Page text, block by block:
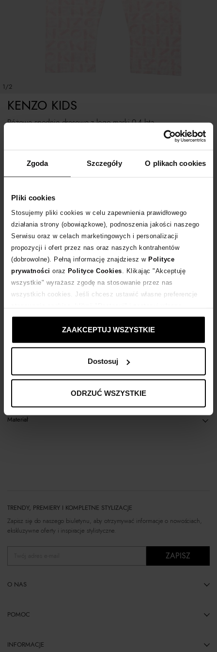
Zgoda Szczegóły O plikach cookies
Pliki cookies
Stosujemy pliki cookies w celu zapewnienia prawidłowego
działania strony (obowiązkowe), podnoszenia jakości naszego
Serwisu oraz w celach marketingowych i personalizacji
propozycji i ofert przez nas oraz naszych kontrahentów
(dobrowolne). Pełną informację znajdziesz w Polityce
prywatności oraz Polityce Cookies . Klikając "Akceptuję
wszystkie" wyrażasz zgodę na stosowanie przez nas
wszystkich cookies. Jeśli chcesz ustawić własne preferencje
ustawienia prywatności.
ZAAKCEPTUJ WSZYSTKIE
Dostosuj
ODRZUĆ WSZYSTKIE
1/2
Różowe spodnie dresowe z logo marki 0-4 lata
KENZO KIDS
Rozmiarówka zaniżona. Polecamy kupować o 1 rozmiar większe.
POWIADOM O DOSTAWIE
Dostawa od 0 zł
14 dni na zwrot towaru
Kup teraz, Zapłać później!
Materiał
TRENDY, PREMIERY I KOMPLETNE STYLIZACJE
Zapisz się do naszego biuletynu, aby otrzymywać informacje o nowościach,
ekskluzywne oferty i inspiracje stylistyczne.
ZAPISZ
O NAS
POMOC
INFORMACJE